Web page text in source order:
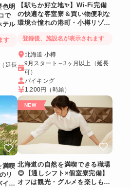
色明
で
テル
す
延長
【駅ちか好立地✨】Wi-Fi完備
の快適な客室寮＆買い物便利な
環境☆憧れの港町・小樽リゾー
登録後、施設名が表示されます
北海道 小樽
9月スタート～3ヶ月以上（延長
可）
バイキング
1,200円 （時給）
満喫
リ
イト
北海道の自然を満喫できる職場
😊【通しシフト×個室寮完備】
オフは観光・グルメを楽しも